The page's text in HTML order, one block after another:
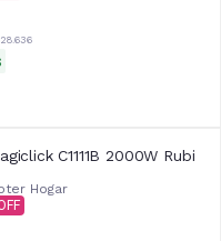
C1111B 2000W Rubi
Hogar